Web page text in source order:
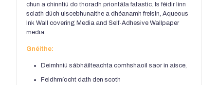
chun a chinntiú do thoradh priontála fatastic. Is féidir linn
sciath dúch uiscebhunaithe a dhéanamh freisin, Aqueous
Ink Wall covering Media and Self-Adhesive Wallpaper
media
Gnéithe:
Deimhniú sábháilteachta comhshaoil ​​saor in aisce,
Feidhmíocht dath den scoth